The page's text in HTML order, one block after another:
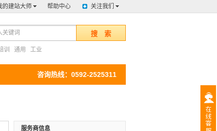
的建站大师 帮助中心 关注我们
搜 索
训 通用 工业
咨询热线：0592-2525311
服务商信息